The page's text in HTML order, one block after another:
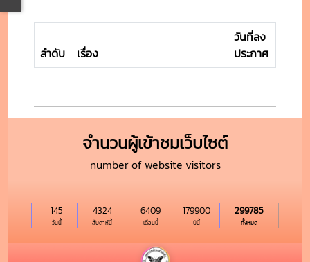
ลำดับ เรื่อง
วันที่ลง
ประกาศ
จำนวนผู้เข้าชมเว็บไซต์
number of website visitors
วันนี้
145
สัปดาห์นี้
4324
เดือนนี้
6409
ปีนี้
179900
ทั้งหมด
299785